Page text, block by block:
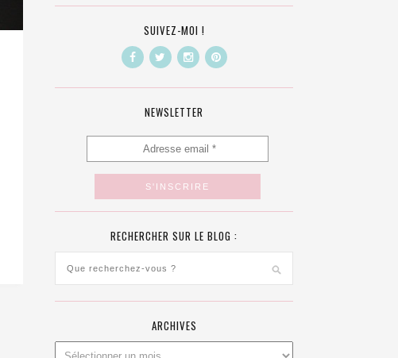
SUIVEZ-MOI !
NEWSLETTER
RECHERCHER SUR LE BLOG :
ARCHIVES